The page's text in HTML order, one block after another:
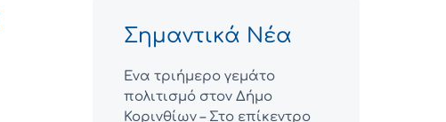
Σημαντικά Νέα
Ένα τριήμερο γεμάτο
πολιτισμό στον Δήμο
Κορινθίων – Στο επίκεντρο